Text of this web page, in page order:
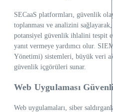
SECaaS platformları, güvenlik
toplanması ve analizini
potansiyel güvenlik ihlalini tespit
yanıt vermeye yardımcı olur.
Yönetimi) sistemleri, büyük veri
güvenlik içgörüleri sunar.
Web Uygulaması
Web uygulamaları, siber